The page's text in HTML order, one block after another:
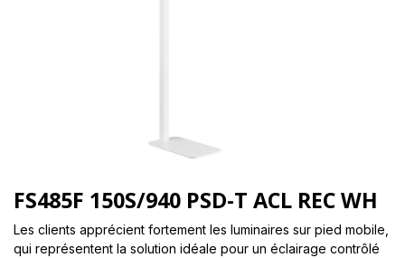
FS485F 150S/940 PSD-T ACL REC WH
Les clients apprécient fortement les luminaires sur pied mobile,
qui représentent la solution idéale pour un éclairage contrôlé